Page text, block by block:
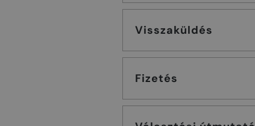
Visszaküldés
Fizetés